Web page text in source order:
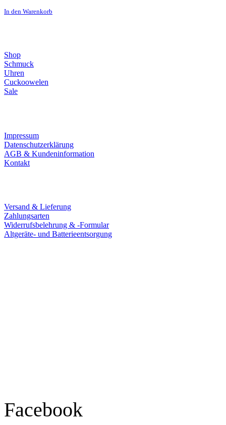
In den Warenkorb
Shop
Schmuck
Uhren
Cuckoowelen
Sale
Impressum
Datenschutzerklärung
AGB & Kundeninformation
Kontakt
Versand & Lieferung
Zahlungsarten
Widerrufsbelehrung & -Formular
Altgeräte- und Batterieentsorgung
Facebook